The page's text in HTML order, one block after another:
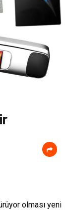
olması yeni